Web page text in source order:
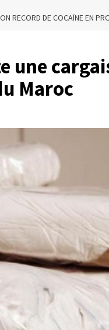
RECORD DE COCAÏNE EN
une
Maroc